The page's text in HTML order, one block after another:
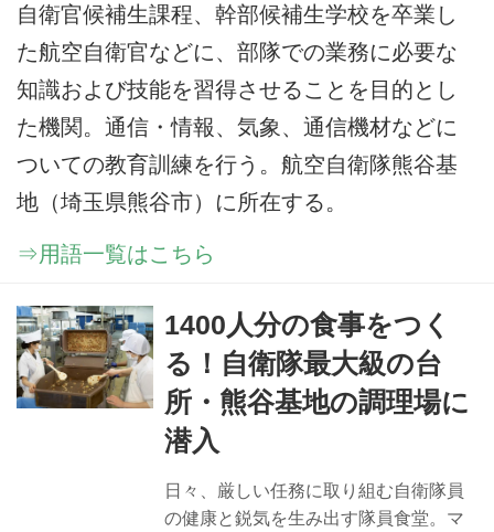
自衛官候補生課程、幹部候補生学校を卒業し
た航空自衛官などに、部隊での業務に必要な
知識および技能を習得させることを目的とし
た機関。通信・情報、気象、通信機材などに
ついての教育訓練を行う。航空自衛隊熊谷基
地（埼玉県熊谷市）に所在する。
⇒用語一覧はこちら
1400人分の食事をつく
る！自衛隊最大級の台
所・熊谷基地の調理場に
潜入
日々、厳しい任務に取り組む自衛隊員
の健康と鋭気を生み出す隊員食堂。マ